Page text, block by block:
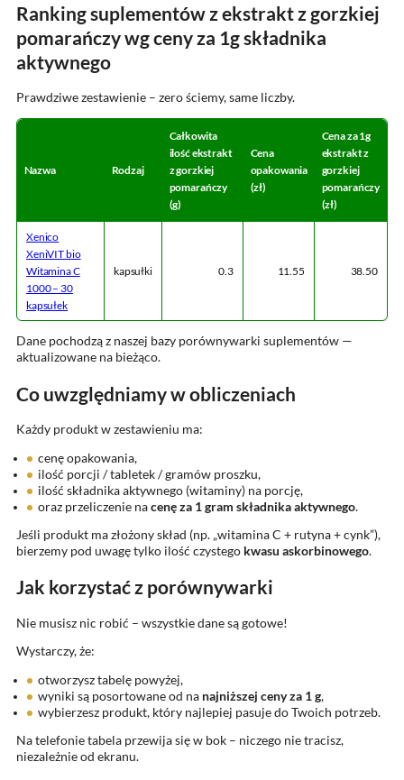
Ranking suplementów z ekstrakt z gorzkiej
pomarańczy wg ceny za 1g składnika
aktywnego
Prawdziwe zestawienie – zero ściemy, same liczby.
Nazwa Rodzaj
Całkowita
ilość ekstrakt
z gorzkiej
pomarańczy
(g)
Cena
opakowania
(zł)
Cena za 1g
ekstrakt z
gorzkiej
pomarańczy
(zł)
Xenico
XeniVIT bio
Witamina C
1000 – 30
kapsułek
kapsułki 0.3 11.55 38.50
Dane pochodzą z naszej bazy porównywarki suplementów —
aktualizowane na bieżąco.
Co uwzględniamy w obliczeniach
Każdy produkt w zestawieniu ma:
cenę opakowania,
ilość porcji / tabletek / gramów proszku,
ilość składnika aktywnego (witaminy) na porcję,
oraz przeliczenie nacenę za 1 gram składnika aktywnego.
Jeśli produkt ma złożony skład (np. „witamina C + rutyna + cynk”),
bierzemy pod uwagę tylko ilość czystego kwasu askorbinowego.
Jak korzystać z porównywarki
Nie musisz nic robić – wszystkie dane są gotowe!
Wystarczy, że:
otworzysz tabelę powyżej,
wyniki są posortowane od na najniższej ceny za 1 g,
wybierzesz produkt, który najlepiej pasuje do Twoich potrzeb.
Na telefonie tabela przewija się w bok – niczego nie tracisz,
niezależnie od ekranu.